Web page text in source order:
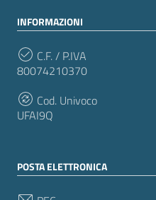
INFORMAZIONI
C.F. / P.IVA
80074210370
Cod. Univoco
UFAI9Q
POSTA ELETTRONICA